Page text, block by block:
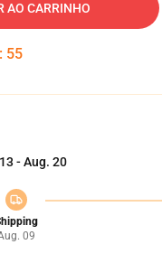
AO CARRINHO
: 54
- Aug. 20
09